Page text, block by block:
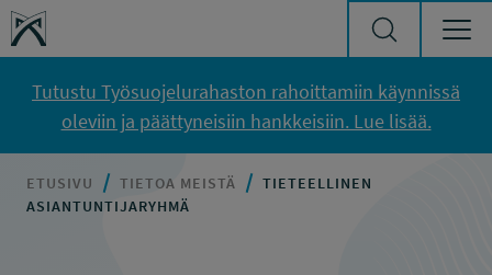
Siirry sisältöön
Työsuojelurahasto
Tutustu Työsuojelurahaston rahoittamiin käynnissä
oleviin ja päättyneisiin hankkeisiin. Lue lisää.
ETUSIVU TIETOA MEISTÄ
TIETEELLINEN
ASIANTUNTIJARYHMÄ